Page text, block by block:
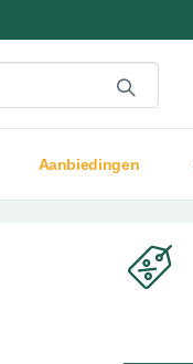
Aanbiedingen